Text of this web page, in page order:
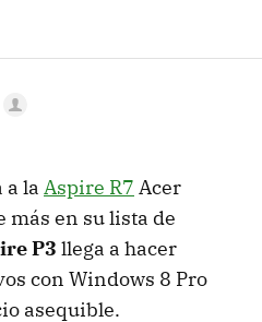
a la Aspire R7 Acer
en su lista de
P3 llega a hacer
con Windows 8 Pro
asequible.